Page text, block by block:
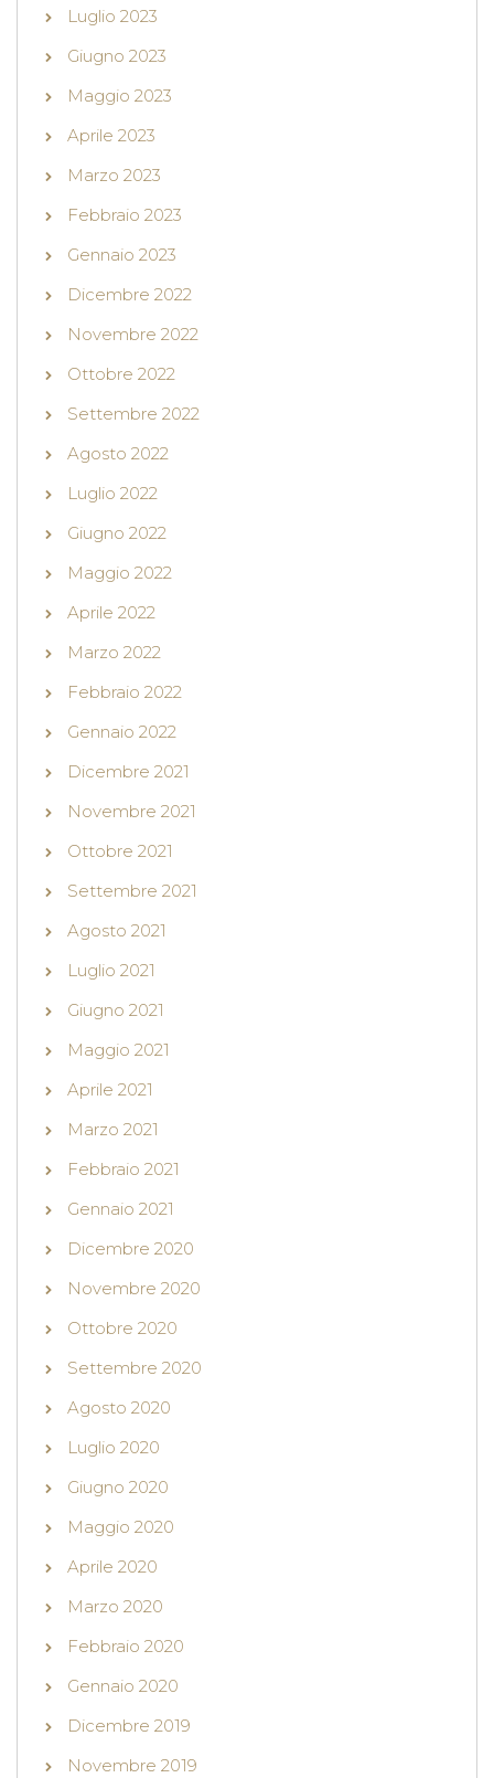
Luglio 2023
Giugno 2023
Maggio 2023
Aprile 2023
Marzo 2023
Febbraio 2023
Gennaio 2023
Dicembre 2022
Novembre 2022
Ottobre 2022
Settembre 2022
Agosto 2022
Luglio 2022
Giugno 2022
Maggio 2022
Aprile 2022
Marzo 2022
Febbraio 2022
Gennaio 2022
Dicembre 2021
Novembre 2021
Ottobre 2021
Settembre 2021
Agosto 2021
Luglio 2021
Giugno 2021
Maggio 2021
Aprile 2021
Marzo 2021
Febbraio 2021
Gennaio 2021
Dicembre 2020
Novembre 2020
Ottobre 2020
Settembre 2020
Agosto 2020
Luglio 2020
Giugno 2020
Maggio 2020
Aprile 2020
Marzo 2020
Febbraio 2020
Gennaio 2020
Dicembre 2019
Novembre 2019